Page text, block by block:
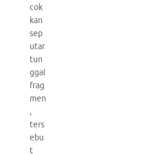
cok
kan
sep
utar
tun
ggal
frag
men
,
ters
ebu
t